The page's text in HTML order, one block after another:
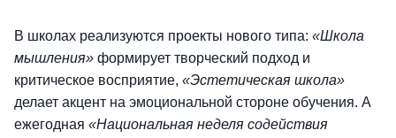
В школах реализуются проекты нового типа: «Школа
мышления» формирует творческий подход и
критическое восприятие, «Эстетическая школа»
делает акцент на эмоциональной стороне обучения. А
ежегодная «Национальная неделя содействия